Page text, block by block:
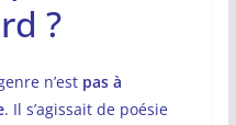
?
n’est pas à
. Il s’agissait de poésie